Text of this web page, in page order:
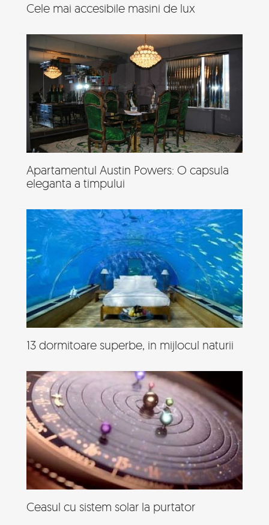
Cele mai accesibile masini de lux
Apartamentul Austin Powers: O capsula
eleganta a timpului
13 dormitoare superbe, in mijlocul naturii
Ceasul cu sistem solar la purtator